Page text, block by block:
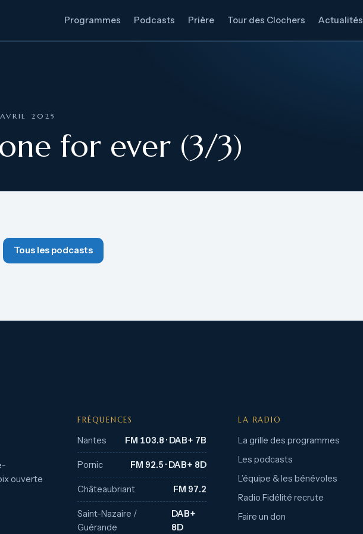
Programmes Podcasts Prière Tour des Clochers Actualités
2025
for ever (3/3)
Tous les podcasts
ouverte
FRÉQUENCES
Nantes FM 103.8 · DAB+ 7B
Pornic FM 92.5 · DAB+ 8D
Châteaubriant FM 97.2
Saint-Nazaire /
Guérande
DAB+
8D
LA RADIO
La grille des programmes
Les podcasts
L’équipe & les bénévoles
Radio Fidélité recrute
Faire un don